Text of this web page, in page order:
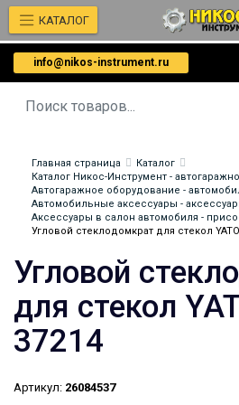
info@nikos-instrument.ru
КАТАЛОГ
Главная страница
Каталог
Каталог Никос-Инструмент -
Автогаражное оборудование -
Автомобильные аксессуары -
Аксессуары в салон автомобиля -
Угловой стеклодомкрат для стекол YATO
Угловой
для стекол
37214
Артикул: 26084537